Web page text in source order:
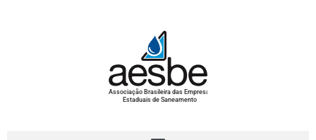
Associação Brasileira das Empresas
Estaduais de Saneamento